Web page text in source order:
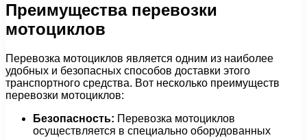
Преимущества перевозки
мотоциклов
Перевозка мотоциклов является одним из наиболее
удобных и безопасных способов доставки этого
транспортного средства. Вот несколько преимуществ
перевозки мотоциклов:
Безопасность: Перевозка мотоциклов
осуществляется в специально оборудованных